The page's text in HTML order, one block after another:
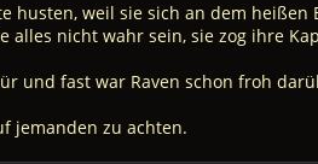
husten, weil sie sich an dem heißen
alles nicht wahr sein, sie zog ihre
und fast war Raven schon froh
jemanden zu achten.